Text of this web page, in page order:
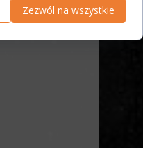
Zezwól na wszystkie